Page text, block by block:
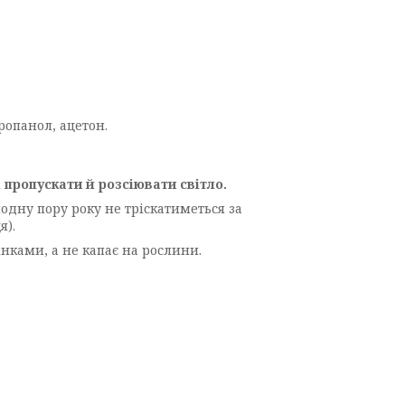
ацетон.
й розсіювати світло.
пору року не тріскатиметься за
а не капає на рослини.